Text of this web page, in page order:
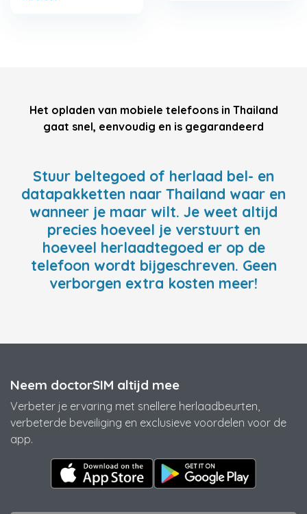
Het opladen van mobiele telefoons in Thailand
gaat snel, eenvoudig en is gegarandeerd
Stuur beltegoed of herlaad bel- en
datapakketten naar Thailand waar en
wanneer je maar wilt. Je weet altijd
precies hoeveel je verstuurt en
hoeveel herlaadtegoed er op de
telefoon wordt bijgeschreven. Geen
verborgen extra kosten meer!
Neem doctorSIM altijd mee
Verbeter je ervaring met snellere herlaadbeurten,
verbeterde beveiliging en exclusieve voordelen voor de
app.